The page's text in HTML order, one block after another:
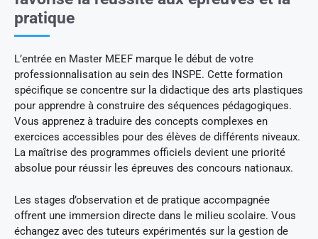
pratique
L’entrée en Master MEEF marque le début de votre
professionnalisation au sein des INSPE. Cette formation
spécifique se concentre sur la didactique des arts plastiques
pour apprendre à construire des séquences pédagogiques.
Vous apprenez à traduire des concepts complexes en
exercices accessibles pour des élèves de différents niveaux.
La maîtrise des programmes officiels devient une priorité
absolue pour réussir les épreuves des concours nationaux.
Les stages d’observation et de pratique accompagnée
offrent une immersion directe dans le milieu scolaire. Vous
échangez avec des tuteurs expérimentés sur la gestion de